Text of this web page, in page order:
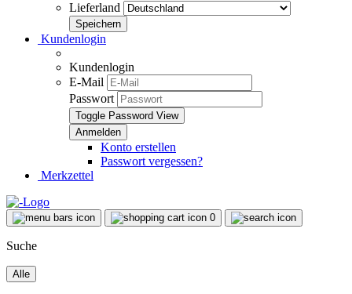
Lieferland
Kundenlogin
Kundenlogin
E-Mail
Passwort
Toggle Password View
Konto erstellen
Passwort vergessen?
Merkzettel
0
Suche
Alle